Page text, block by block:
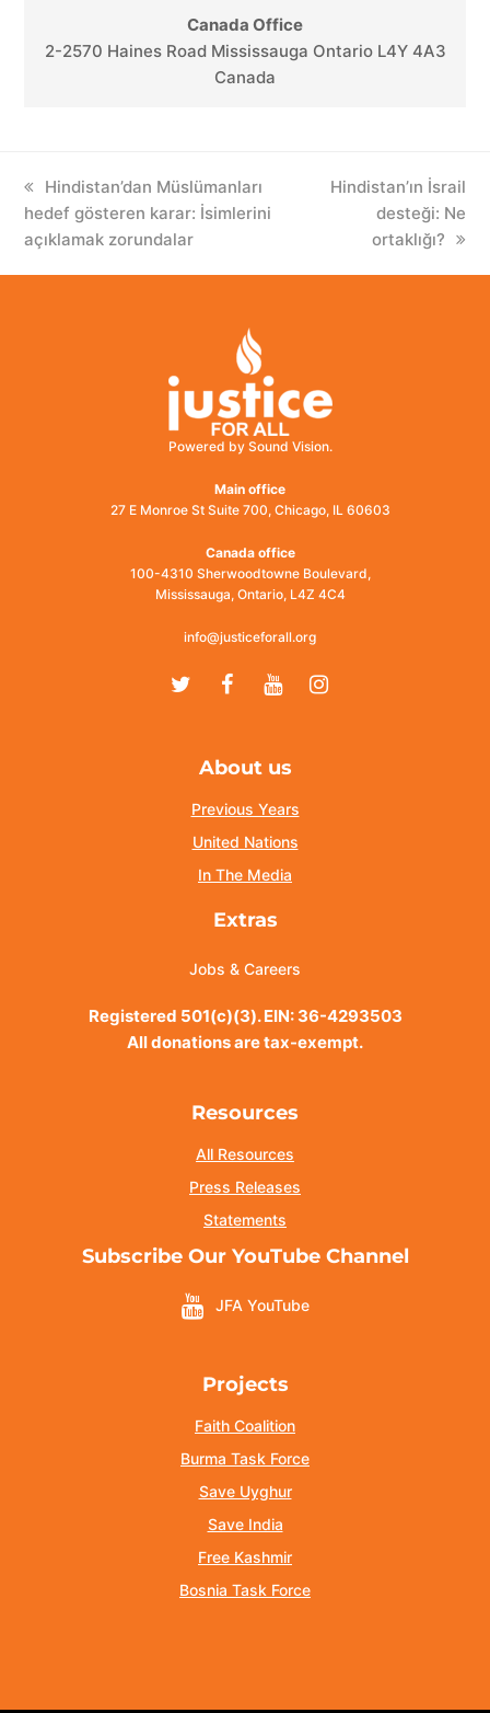
Canada Office
2-2570 Haines Road Mississauga Ontario L4Y 4A3
Canada
previous
post:
Hindistan’dan Müslümanları
hedef gösteren karar: İsimlerini
açıklamak zorundalar
next
Hindistan’ın İsrail
desteği: Ne
ortaklığı?
Powered by Sound Vision.
Main office
27 E Monroe St Suite 700, Chicago, IL 60603
Canada office
100-4310 Sherwoodtowne Boulevard,
Mississauga, Ontario, L4Z 4C4
info@justiceforall.org
TwitterFacebook
YoutubeInstagram
About us
Previous Years
United Nations
In The Media
Extras
Jobs & Careers
Registered 501(c)(3). EIN: 36-4293503
All donations are tax-exempt.
Resources
All Resources
Press Releases
Statements
Subscribe Our YouTube Channel
JFA YouTube
Projects
Faith Coalition
Burma Task Force
Save Uyghur
Save India
Free Kashmir
Bosnia Task Force